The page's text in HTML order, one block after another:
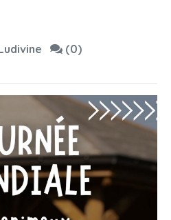
(0)